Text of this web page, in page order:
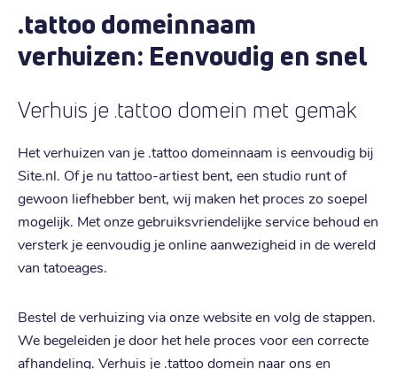
.tattoo domeinnaam
verhuizen: Eenvoudig en snel
Verhuis je .tattoo domein met gemak
Het verhuizen van je .tattoo domeinnaam is eenvoudig bij
Site.nl. Of je nu tattoo-artiest bent, een studio runt of
gewoon liefhebber bent, wij maken het proces zo soepel
mogelijk. Met onze gebruiksvriendelijke service behoud en
versterk je eenvoudig je online aanwezigheid in de wereld
van tatoeages.
Bestel de verhuizing via onze website en volg de stappen.
We begeleiden je door het hele proces voor een correcte
afhandeling. Verhuis je .tattoo domein naar ons en